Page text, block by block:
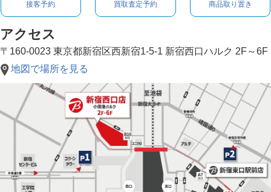
接客予約 買取査定予約 商品取り置き
アクセス
〒160-0023 東京都新宿区西新宿1-5-1 新宿西口ハルク 2F～6F
地図で場所を見る